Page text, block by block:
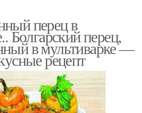
перец в
Болгарский перец,
в мультиварке —
рецепт